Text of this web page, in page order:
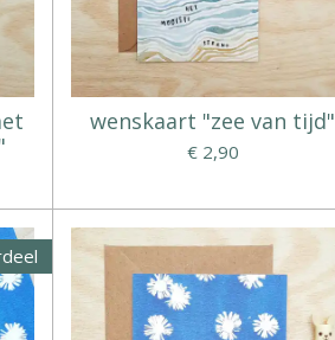
wenskaart "zee van tijd"
€ 2,90